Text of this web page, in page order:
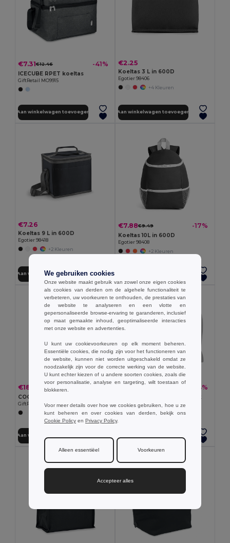
€7.31€12.46 -41%
ICECUBE RPET koeltas
GiftRetail MO9915
Aan winkelwagen toevoegen
€2.25
Koeltas 3 L in 600D
Egotier 98406
+4 Kleuren
Aan winkelwagen toevoegen
€7.26
Koeltas 9 L in 600D
Egotier 98418
+2 Kleuren
Aan winkelwagen toevoegen
€7.88€9.49 -17%
Koeltas 10L in 600D
Egotier 98408
+2 Kleuren
€18.89 €36.18 -48%
GiftRetail MO2125
Aan winkelwagen toevoegen
€7.31 -34%
ZIPPER Koeltas met voorvak
GiftRetail IT3101
We gebruiken cookies
Onze website maakt gebruik van zowel onze eigen cookies
als cookies van derden om de algehele functionaliteit te
verbeteren, uw voorkeuren te onthouden, de prestaties van
de website te analyseren en een vlotte en
gepersonaliseerde browse-ervaring te garanderen, inclusief
op maat gemaakte inhoud, geoptimaliseerde interacties
met onze website en advertenties.
U kunt uw cookievoorkeuren op elk moment beheren.
Essentiële cookies, die nodig zijn voor het functioneren van
de website, kunnen niet worden uitgeschakeld omdat ze
noodzakelijk zijn voor de correcte werking van de website.
U kunt echter kiezen of u andere soorten cookies, zoals die
voor personalisatie, analyse en targeting, wilt toestaan of
blokkeren.
Voor meer details over hoe we cookies gebruiken, hoe u ze
kunt beheren en over cookies van derden, bekijk ons
Cookie Policy en Privacy Policy.
Alleen essentiëel Voorkeuren
Accepteer alles